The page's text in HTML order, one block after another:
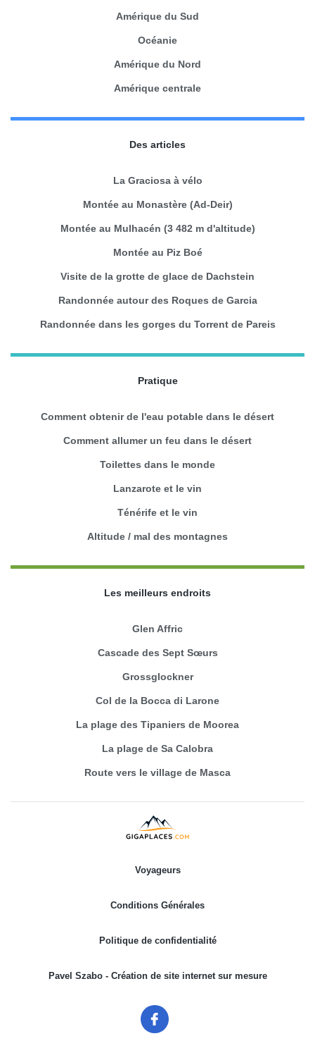
Amérique du Sud
Océanie
Amérique du Nord
Amérique centrale
Des articles
La Graciosa à vélo
Montée au Monastère (Ad-Deir)
Montée au Mulhacén (3 482 m d'altitude)
Montée au Piz Boé
Visite de la grotte de glace de Dachstein
Randonnée autour des Roques de Garcia
Randonnée dans les gorges du Torrent de Pareis
Pratique
Comment obtenir de l'eau potable dans le désert
Comment allumer un feu dans le désert
Toilettes dans le monde
Lanzarote et le vin
Ténérife et le vin
Altitude / mal des montagnes
Les meilleurs endroits
Glen Affric
Cascade des Sept Sœurs
Grossglockner
Col de la Bocca di Larone
La plage des Tipaniers de Moorea
La plage de Sa Calobra
Route vers le village de Masca
Voyageurs
Conditions Générales
Politique de confidentialité
Pavel Szabo - Création de site internet sur mesure